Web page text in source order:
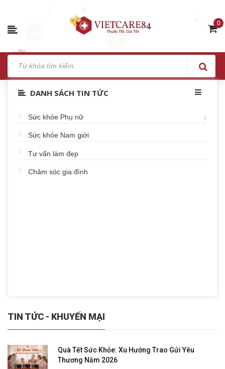
0
DANH SÁCH TIN TỨC
Sức khỏe Phụ nữ
Sức khỏe Nam giới
Tư vấn làm đẹp
Chăm sóc gia đình
TIN TỨC - KHUYẾN MẠI
Quà Tết Sức Khỏe: Xu Hướng Trao Gửi Yêu
Thương Năm 2026